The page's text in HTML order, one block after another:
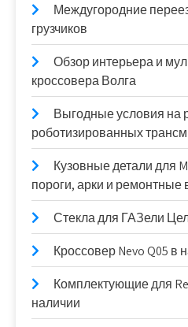
Междугородние
грузчиков
Обзор интерьера и
кроссовера Волга
Выгодные условия на
роботизированных
Кузовные детали для
пороги, арки и ремонтные
Стекла для ГАЗели
Кроссовер Nevo Q05 в
Комплектующие для
наличии